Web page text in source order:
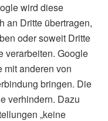
wird diese
an Dritte übertragen,
oder soweit Dritte
verarbeiten. Google
mit anderen von
bringen. Die
verhindern. Dazu
„keine